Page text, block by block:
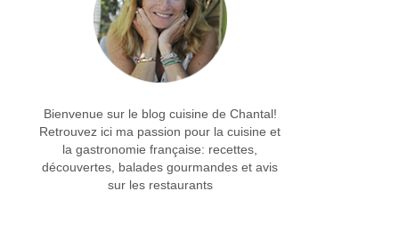
Bienvenue sur le blog cuisine de Chantal!
Retrouvez ici ma passion pour la cuisine et
la gastronomie française: recettes,
découvertes, balades gourmandes et avis
sur les restaurants